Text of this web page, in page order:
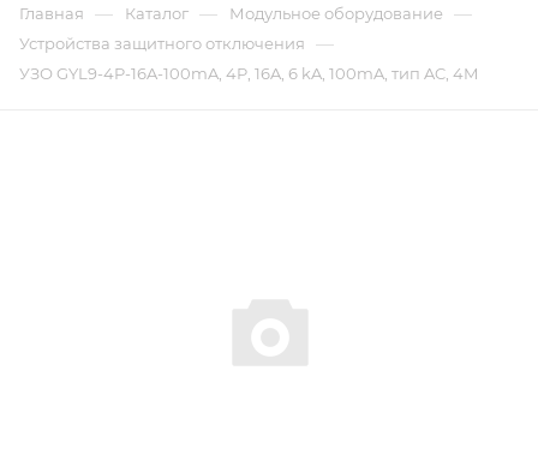
Главная — Каталог — Модульное оборудование —
Устройства защитного отключения —
УЗО GYL9-4P-16A-100mA, 4P, 16A, 6 kA, 100mA, тип AC, 4M